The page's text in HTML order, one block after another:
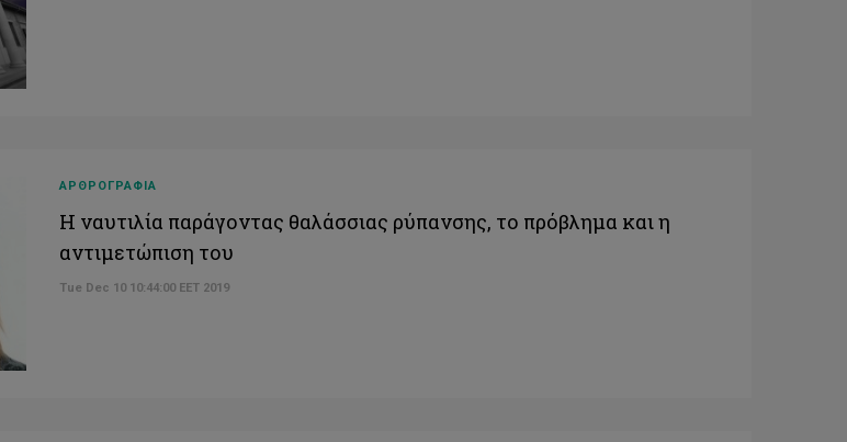
ΑΡΘΡΟΓΡΑΦΙΑ
H ναυτιλία παράγοντας θαλάσσιας ρύπανσης, το πρόβλημα και η
αντιμετώπιση του
Tue Dec 10 10:44:00 EET 2019